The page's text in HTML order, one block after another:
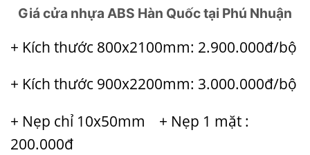
Giá cửa nhựa ABS Hàn Quốc tại Phú Nhuận
+ Kích thước 800x2100mm: 2.900.000đ/bộ
+ Kích thước 900x2200mm: 3.000.000đ/bộ
+ Nẹp chỉ 10x50mm + Nẹp 1 mặt :
200.000đ